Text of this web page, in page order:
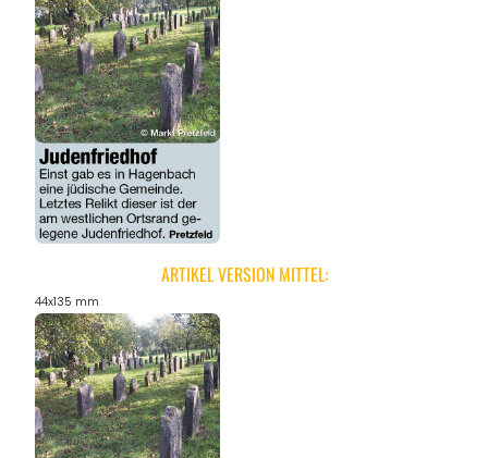
ARTIKEL VERSION MITTEL:
44x135 mm